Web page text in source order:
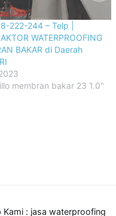
222-244 – Telp |
WATERPROOFING
BAKAR di Daerah
membran bakar 23 1.0"
: jasa waterproofing